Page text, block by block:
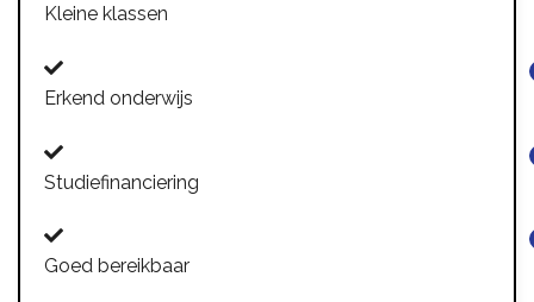
Kleine klassen
Erkend onderwijs
Studiefinanciering
Goed bereikbaar